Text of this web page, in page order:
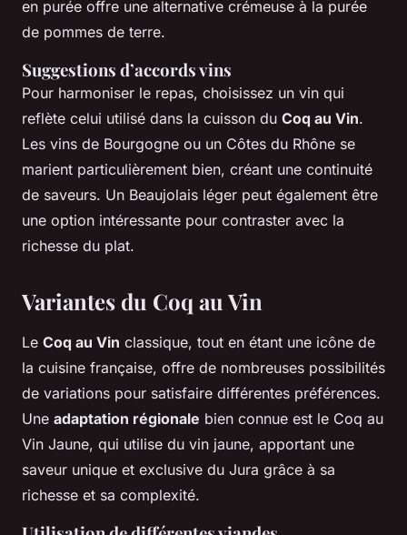
en purée offre une alternative crémeuse à la purée
de pommes de terre.
Suggestions d’accords vins
Pour harmoniser le repas, choisissez un vin qui
reflète celui utilisé dans la cuisson du Coq au Vin.
Les vins de Bourgogne ou un Côtes du Rhône se
marient particulièrement bien, créant une continuité
de saveurs. Un Beaujolais léger peut également être
une option intéressante pour contraster avec la
richesse du plat.
Variantes du Coq au Vin
Le Coq au Vin classique, tout en étant une icône de
la cuisine française, offre de nombreuses possibilités
de variations pour satisfaire différentes préférences.
Une adaptation régionale bien connue est le Coq au
Vin Jaune, qui utilise du vin jaune, apportant une
saveur unique et exclusive du Jura grâce à sa
richesse et sa complexité.